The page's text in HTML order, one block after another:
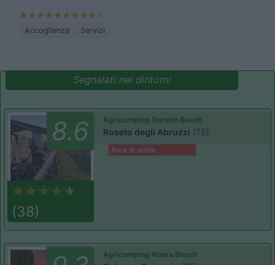
Accoglienza Servizi
Segnalati nei dintorni
8.6
(38)
Agricamping Garden Beach
Roseto degli Abruzzi (TE)
Area di sosta
Agricamping Noara Beach